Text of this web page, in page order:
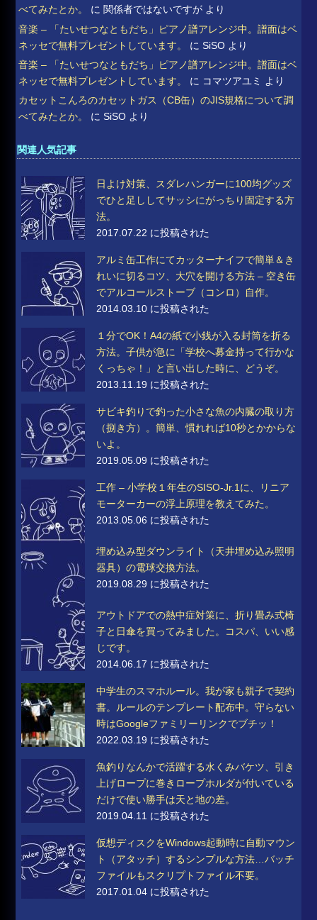
べてみたとか。
に 関係者ではないですが より
音楽 – 「たいせつなともだち」ピアノ譜アレンジ中。譜面はベ
ネッセで無料プレゼントしています。
にSiSO より
音楽 – 「たいせつなともだち」ピアノ譜アレンジ中。譜面はベ
ネッセで無料プレゼントしています。
に コマツアユミ
より
カセットこんろのカセットガス（CB缶）のJIS規格について調
べてみたとか。
にSiSO より
関連人気記事
日よけ対策、スダレハンガーに100均グッズ
でひと足ししてサッシにがっちり固定する方
法。
2017.07.22 に投稿された
アルミ缶工作にてカッターナイフで簡単＆き
れいに切るコツ、大穴を開ける方法 – 空き缶
でアルコールストーブ（コンロ）自作。
2014.03.10 に投稿された
１分でOK！A4の紙で小銭が入る封筒を折る
方法。子供が急に「学校へ募金持って行かな
くっちゃ！」と言い出した時に、どうぞ。
2013.11.19 に投稿された
サビキ釣りで釣った小さな魚の内臓の取り方
（捌き方）。簡単、慣れれば10秒とかからな
いよ。
2019.05.09 に投稿された
工作 – 小学校１年生のSISO-Jr.1に、リニア
モーターカーの浮上原理を教えてみた。
2013.05.06 に投稿された
埋め込み型ダウンライト（天井埋め込み照明
器具）の電球交換方法。
2019.08.29 に投稿された
アウトドアでの熱中症対策に、折り畳み式椅
子と日傘を買ってみました。コスパ、いい感
じです。
2014.06.17 に投稿された
中学生のスマホルール。我が家も親子で契約
書。ルールのテンプレート配布中。守らない
時はGoogleファミリーリンクでブチッ！
2022.03.19 に投稿された
魚釣りなんかで活躍する水くみバケツ、引き
上げロープに巻きロープホルダが付いている
だけで使い勝手は天と地の差。
2019.04.11 に投稿された
仮想ディスクをWindows起動時に自動マウン
ト（アタッチ）するシンプルな方法…バッチ
ファイルもスクリプトファイル不要。
2017.01.04 に投稿された